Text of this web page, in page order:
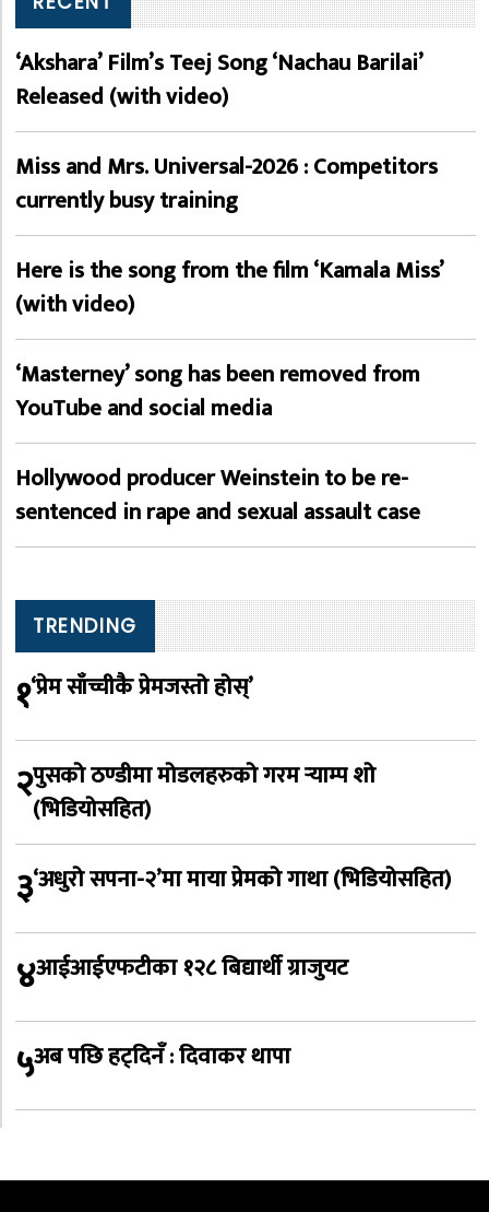
‘Akshara’ Film’s Teej Song ‘Nachau Barilai’
Released (with video)
Miss and Mrs. Universal-2026 : Competitors
currently busy training
Here is the song from the film ‘Kamala Miss’
(with video)
‘Masterney’ song has been removed from
YouTube and social media
Hollywood producer Weinstein to be re-
sentenced in rape and sexual assault case
TRENDING
१‘प्रेम साँच्चीकै प्रेमजस्तो होस्’
२पुसको ठण्डीमा मोडलहरुको गरम र्‍याम्प शो
(भिडियोसहित)
३‘अधुरो सपना-२’मा माया प्रेमको गाथा (भिडियोसहित)
४आईआईएफटीका १२८ बिद्यार्थी ग्राजुयट
५अब पछि हट्दिनँ : दिवाकर थापा